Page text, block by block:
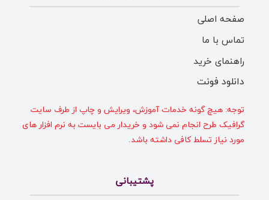
صفحه اصلی
تماس با ما
راهنمای خرید
دانلود فونت
توجه: هیچ گونه خدمات آموزش، ویرایش و چاپ از طرف سایت
گرافیک طرح انجام نمی شود و خریدار می بایست به نرم افزار های
مورد نیاز تسلط کافی داشته باشد.
پشتیبانی